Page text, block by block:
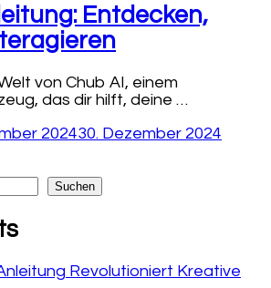
Entdecken,
von Chub AI, einem
das dir hilft, deine …
202430. Dezember 2024
Suchen
Revolutioniert Kreative